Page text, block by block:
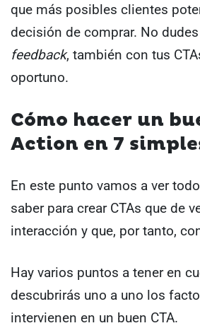
que más posibles clientes
decisión de comprar. No
feedback, también con tus
oportuno.
Cómo hacer un
Action en 7
En este punto vamos a ver
saber para crear CTAs que de
interacción y que, por tanto,
Hay varios puntos a tener en
descubrirás uno a uno los
intervienen en un buen CTA.